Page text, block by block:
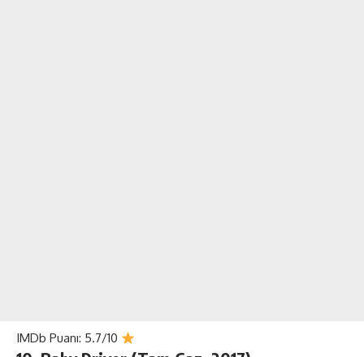
IMDb Puanı: 5.7/10